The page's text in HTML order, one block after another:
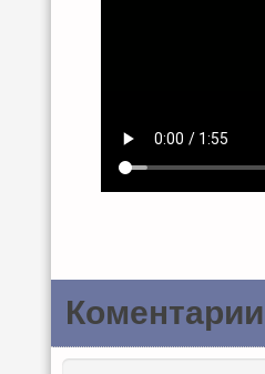
Коментарии